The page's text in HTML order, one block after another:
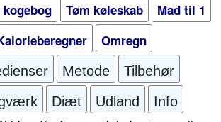
kogebog Tøm køleskab
Mad til 1
Omregn
Metode
Tilbehør
Diæt Udland Info